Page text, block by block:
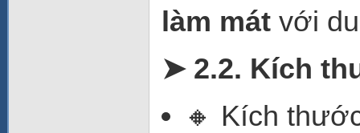
làm mát với
➤ 2.2. Kích
🔸 Kích